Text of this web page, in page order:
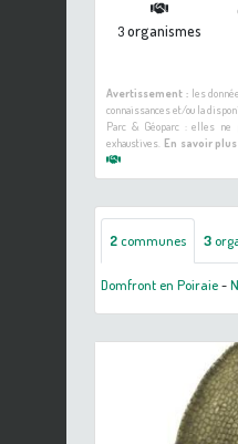
3organismes
Avertissement :les
connaissances et/ou la
Parc & Géoparc : elles ne
exhaustives. En savoir
2communes 3
Domfront en Poiraie-